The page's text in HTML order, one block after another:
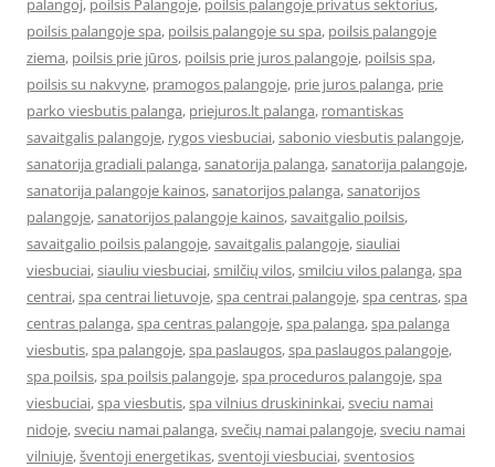
palangoj, poilsis Palangoje, poilsis palangoje privatus sektorius,
poilsis palangoje spa, poilsis palangoje su spa, poilsis palangoje
ziema, poilsis prie jūros, poilsis prie juros palangoje, poilsis spa,
poilsis su nakvyne, pramogos palangoje, prie juros palanga, prie
parko viesbutis palanga, priejuros.lt palanga, romantiskas
savaitgalis palangoje, rygos viesbuciai,sabonio viesbutis palangoje,
sanatorija gradiali palanga,sanatorija palanga,sanatorija palangoje,
sanatorija palangoje kainos,sanatorijos palanga,sanatorijos
palangoje,sanatorijos palangoje kainos,savaitgalio poilsis,
savaitgalio poilsis palangoje,savaitgalis palangoje,siauliai
viesbuciai,siauliu viesbuciai,smilčių vilos,smilciu vilos palanga,spa
centrai,spa centrai lietuvoje,spa centrai palangoje,spa centras,spa
centras palanga,spa centras palangoje,spa palanga,spa palanga
viesbutis,spa palangoje,spa paslaugos,spa paslaugos palangoje,
spa poilsis,spa poilsis palangoje,spa proceduros palangoje,spa
viesbuciai,spa viesbutis,spa vilnius druskininkai,sveciu namai
nidoje,sveciu namai palanga,svečių namai palangoje,sveciu namai
vilniuje,šventoji energetikas,sventoji viesbuciai,sventosios